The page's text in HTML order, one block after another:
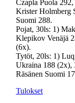
Czapla Puola
Krister Holmberg
Suomi 288.
Pojat, 30ls: 1)
Klepikov Venäjä
(6x).
Tytöt, 20ls: 1)
Ukraina 188
Räsänen Suomi
Tulokset